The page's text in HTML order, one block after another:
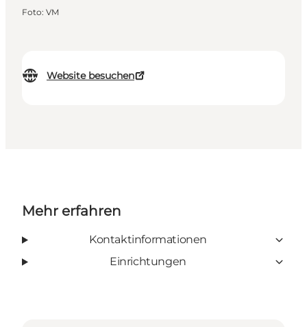
Website besuchen
Foto: VM
Mehr erfahren
Kontaktinformationen
Einrichtungen